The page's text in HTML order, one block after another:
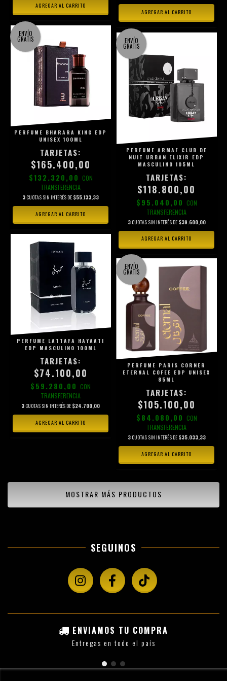
ENVÍO
GRATIS
PERFUME BHARARA KING EDP
UNISEX 100ML
$165.400,00
$132.320,00 CON
TRANSFERENCIA
3CUOTAS SIN INTERÉS DE $55.133,33
ENVÍO
GRATIS
PERFUME ARMAF CLUB DE
NUIT URBAN ELIXIR EDP
MASCULINO 105ML
$118.800,00
$95.040,00 CON
TRANSFERENCIA
3CUOTAS SIN INTERÉS DE $39.600,00
PERFUME LATTAFA HAYAATI
EDP MASCULINO 100ML
$74.100,00
$59.280,00 CON
TRANSFERENCIA
3CUOTAS SIN INTERÉS DE $24.700,00
ENVÍO
GRATIS
PERFUME PARIS CORNER
ETERNAL COFEE EDP UNISEX
85ML
$105.100,00
$84.080,00 CON
TRANSFERENCIA
3CUOTAS SIN INTERÉS DE $35.033,33
MOSTRAR MÁS PRODUCTOS
SEGUINOS
ENVIAMOS TU COMPRA
Entregas en todo el país